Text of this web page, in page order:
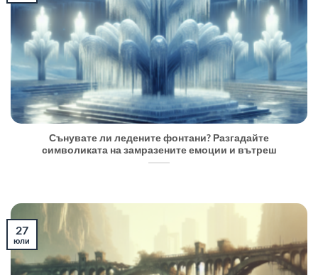
Сънувате ли ледените фонтани? Разгадайте
символиката на замразените емоции и вътреш
27
юли